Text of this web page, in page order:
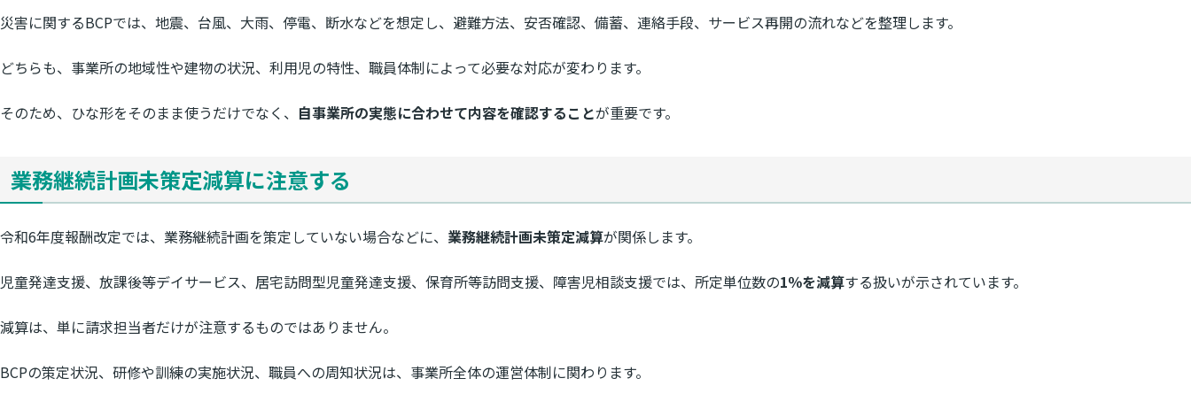
災害に関するBCPでは、地震、台風、大雨、停電、断水などを想定し、避難方法、安否確認、備蓄、連絡手段、サービス再開の流れなどを整理します。
どちらも、事業所の地域性や建物の状況、利用児の特性、職員体制によって必要な対応が変わります。
そのため、ひな形をそのまま使うだけでなく、 自事業所の実態に合わせて内容を確認することが重要です。
業務継続計画未策定減算に注意する
令和6年度報酬改定では、業務継続計画を策定していない場合などに、 業務継続計画未策定減算が関係します。
児童発達支援、放課後等デイサービス、居宅訪問型児童発達支援、保育所等訪問支援、障害児相談支援では、所定単位数の1％を減算する扱いが示されています。
減算は、単に請求担当者だけが注意するものではありません。
BCPの策定状況、研修や訓練の実施状況、職員への周知状況は、事業所全体の運営体制に関わります。